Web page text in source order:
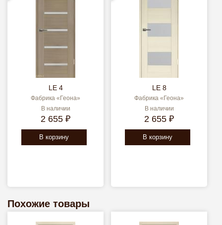
LE 4
Фабрика «Геона»
В наличии
2 655 ₽
В корзину
LE 8
Фабрика «Геона»
В наличии
2 655 ₽
В корзину
Похожие товары